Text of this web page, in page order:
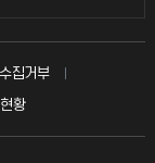
집거부
황